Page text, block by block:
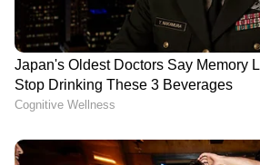
ചെയ്യുന്ന വിലയ്ക്ക് അധിക
പണപ്പെരുപ്പത്തിന്റെ
ഉപഭോക്താക്കളെ
സംരക്ഷിക്കുന്നു.